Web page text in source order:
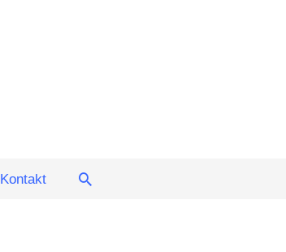
Kontakt Suchen